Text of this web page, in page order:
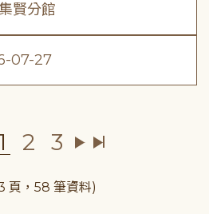
賢分館
07-27
2 3
頁，58 筆資料)